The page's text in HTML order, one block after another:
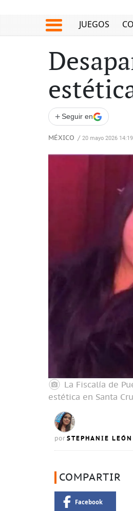
JUEGOS
+ Seguir en
MÉXICO / 20 mayo 2026 14:19
La Fiscalía de
estética en Santa
por STEPHANIE LEÓN
COMPARTIR
Facebook